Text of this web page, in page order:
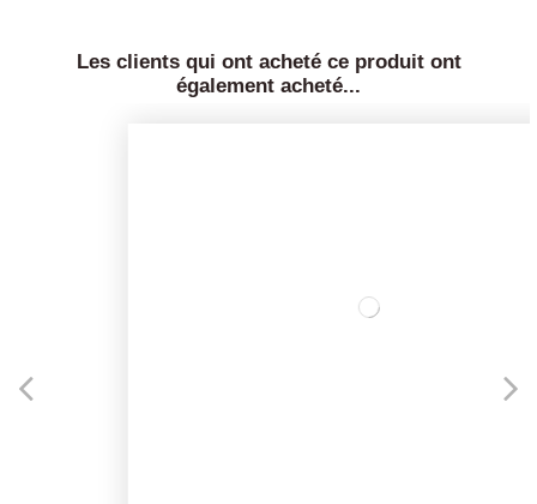
Les clients qui ont acheté ce produit ont
également acheté...